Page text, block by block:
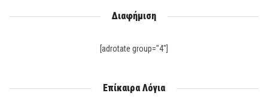
Διαφήμιση
[adrotate group="4"]
Επίκαιρα Λόγια